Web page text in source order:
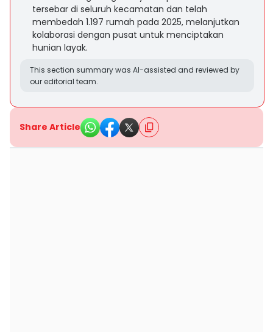
tersebar di seluruh kecamatan dan telah
membedah 1.197 rumah pada 2025, melanjutkan
kolaborasi dengan pusat untuk menciptakan
hunian layak.
This section summary was AI-assisted and reviewed by
our editorial team.
Share Article